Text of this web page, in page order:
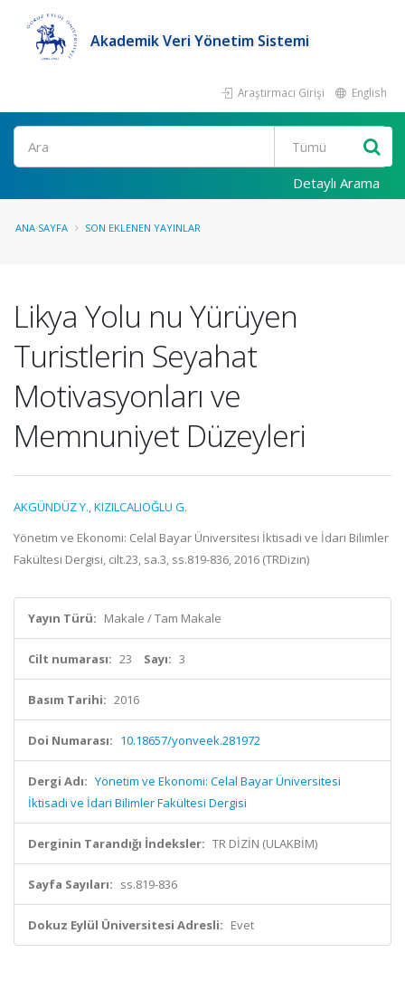
Akademik Veri Yönetim Sistemi
Araştırmacı Girişi English
Ara
Detaylı Arama
ANA SAYFA SON EKLENEN YAYINLAR
Likya Yolu nu Yürüyen
Turistlerin Seyahat
Motivasyonları ve
Memnuniyet Düzeyleri
AKGÜNDÜZ Y.,KIZILCALIOĞLU G.
Yönetim ve Ekonomi: Celal Bayar Üniversitesi İktisadi ve İdari Bilimler
Fakültesi Dergisi, cilt.23, sa.3, ss.819-836, 2016 (TRDizin)
Yayın Türü: Makale / Tam Makale
Cilt numarası: 23 Sayı: 3
Basım Tarihi: 2016
Doi Numarası: 10.18657/yonveek.281972
Dergi Adı: Yönetim ve Ekonomi: Celal Bayar Üniversitesi
İktisadi ve İdari Bilimler Fakültesi Dergisi
Derginin Tarandığı İndeksler: TR DİZİN (ULAKBİM)
Sayfa Sayıları: ss.819-836
Dokuz Eylül Üniversitesi Adresli: Evet